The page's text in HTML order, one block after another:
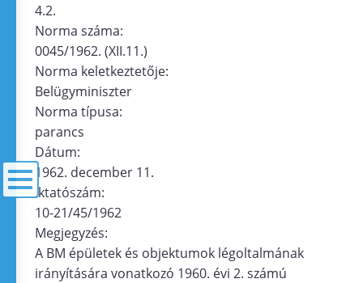
4.2.
Norma száma:
0045/1962. (XII.11.)
Norma keletkeztetője:
Belügyminiszter
Norma típusa:
parancs
Dátum:
1962. december 11.
Iktatószám:
10-21/45/1962
Megjegyzés:
A BM épületek és objektumok légoltalmának
irányítására vonatkozó 1960. évi 2. számú